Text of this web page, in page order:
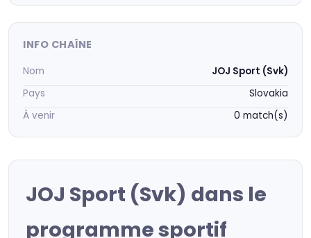
INFO CHAÎNE
Nom
JOJ Sport (Svk)
Pays
Slovakia
À venir
0 match(s)
JOJ Sport (Svk) dans le
programme sportif